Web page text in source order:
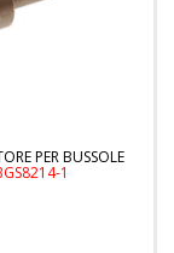
PER BUSSOLE
1